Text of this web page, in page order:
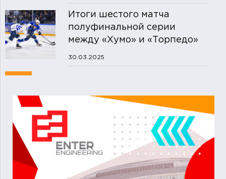
Итоги шестого матча
полуфинальной серии
между «Хумо» и «Торпедо»
30.03.2025